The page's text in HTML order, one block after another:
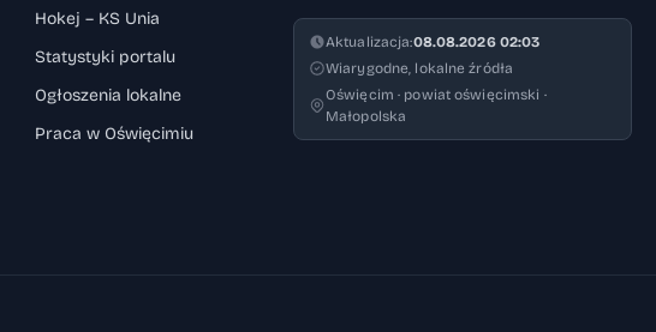
Hokej – KS Unia
Statystyki portalu
Ogłoszenia lokalne
Praca w Oświęcimiu
Aktualizacja:08.08.2026 02:03
Wiarygodne, lokalne źródła
Oświęcim · powiat oświęcimski ·
Małopolska